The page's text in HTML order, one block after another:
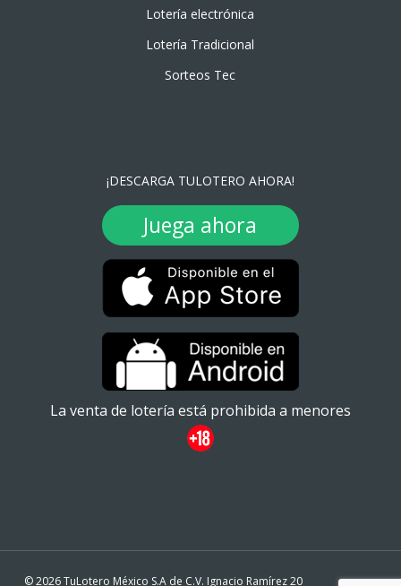
Lotería electrónica
Lotería Tradicional
Sorteos Tec
¡DESCARGA TULOTERO AHORA!
Juega ahora
La venta de lotería está prohibida a menores
© 2026 TuLotero México S.A de C.V. Ignacio Ramírez 20